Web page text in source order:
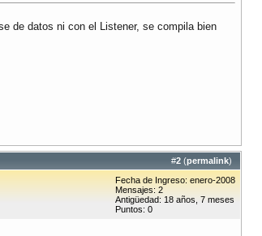
de datos ni con el Listener, se compila bien
#2 (permalink)
Fecha de Ingreso: enero-2008
Mensajes: 2
Antigüedad: 18 años, 7 meses
Puntos: 0